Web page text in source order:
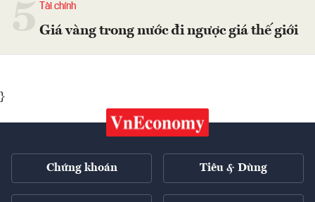
Tài chính
Giá vàng trong nước đi ngược giá thế giới
}
Chứng khoán Tiêu & Dùng